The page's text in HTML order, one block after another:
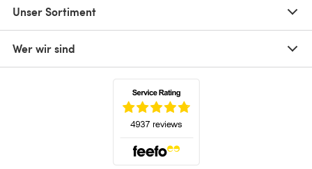
Unser Sortiment
Wer wir sind